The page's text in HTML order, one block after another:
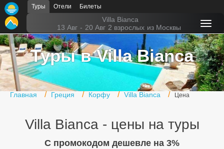
Туры Отели Билеты
Villa Bianca
13 Авг - 20 Авг 2 взрослых из Москвы
Туры в Villa Bianca
Главная Греция Корфу Villa Bianca Цена
Villa Bianca - цены на туры
C промокодом дешевле на 3%
Главная
Горящие туры
Туры в Турцию
Туры в Египет
Офис г. Москва